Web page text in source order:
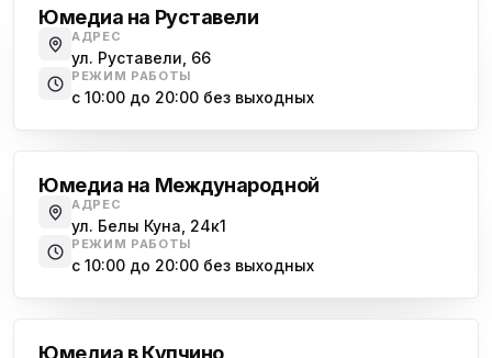
Юмедиа на Руставели
АДРЕС
ул. Руставели, 66
РЕЖИМ РАБОТЫ
с 10:00 до 20:00 без выходных
Юмедиа на Международной
АДРЕС
ул. Белы Куна, 24к1
РЕЖИМ РАБОТЫ
с 10:00 до 20:00 без выходных
Юмедиа в Купчино